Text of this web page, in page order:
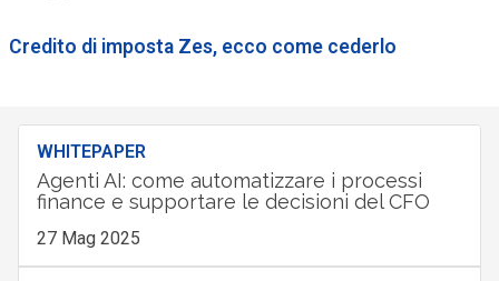
Credito di imposta Zes, ecco come cederlo
WHITEPAPER
Agenti AI: come automatizzare i processi
finance e supportare le decisioni del CFO
27 Mag 2025